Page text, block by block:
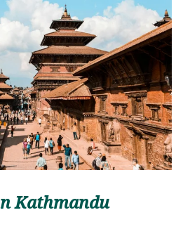
Kathmandu